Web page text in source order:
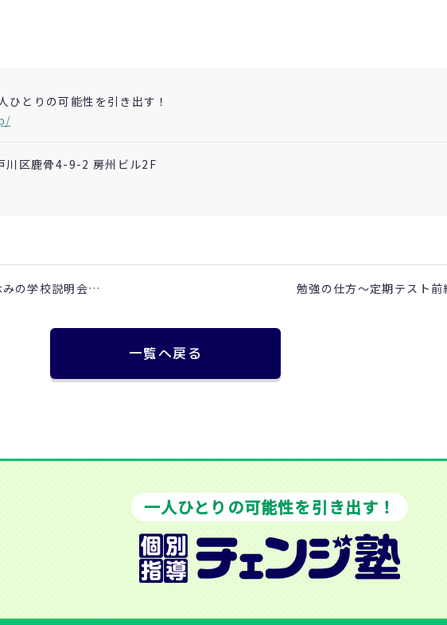
とりの可能性を引き出す！
区鹿骨4-9-2 房州ビル2F
の学校説明会… 勉強の仕方～定期テスト前
一覧へ戻る
一人ひとりの可能性を引き出す！